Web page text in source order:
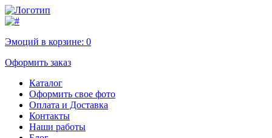
Эмоций в корзине: 0
Оформить заказ
Каталог
Оформить свое фото
Оплата и Доставка
Контакты
Наши работы